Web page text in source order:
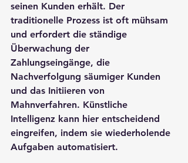
seinen Kunden erhält. Der
traditionelle Prozess ist oft mühsam
und erfordert die ständige
Überwachung der
Zahlungseingänge, die
Nachverfolgung säumiger Kunden
und das Initiieren von
Mahnverfahren. Künstliche
Intelligenz kann hier entscheidend
eingreifen, indem sie wiederholende
Aufgaben automatisiert.